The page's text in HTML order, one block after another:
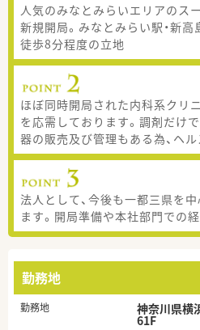
人気のみなとみらいエリアのス
新規開局。みなとみらい駅・新
徒歩8分程度の立地
ほぼ同時開局された内科系クリ
を応需しております。調剤だけ
器の販売及び管理もある為、ヘ
法人として、今後も一都三県を
ます。開局準備や本社部門での
勤務地
勤務地 神奈川県横
61F